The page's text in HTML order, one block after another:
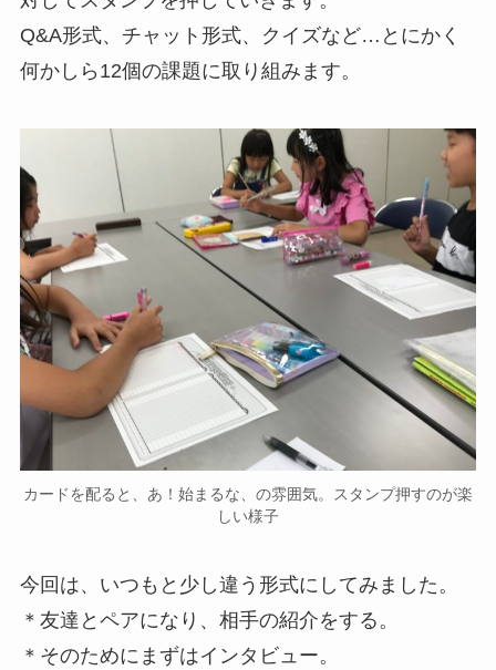
Q&A形式、チャット形式、クイズなど…とにかく
何かしら12個の課題に取り組みます。
カードを配ると、あ！始まるな、の雰囲気。スタンプ押すのが楽
しい様子
今回は、いつもと少し違う形式にしてみました。
＊友達とペアになり、相手の紹介をする。
＊そのためにまずはインタビュー。